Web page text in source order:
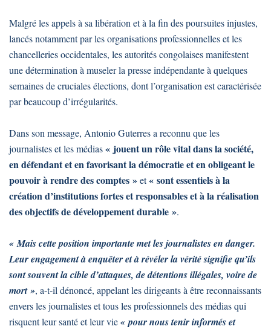
Malgré les appels à sa libération et à la fin des poursuites injustes,
lancés notamment par les organisations professionnelles et les
chancelleries occidentales, les autorités congolaises manifestent
une détermination à museler la presse indépendante à quelques
semaines de cruciales élections, dont l’organisation est caractérisée
par beaucoup d’irrégularités.
Dans son message, Antonio Guterres a reconnu que les
journalistes et les médias« jouent un rôle vital dans la société,
en défendant et en favorisant la démocratie et en obligeant le
pouvoir à rendre des comptes »et« sont essentiels à la
création d’institutions fortes et responsables et à la réalisation
des objectifs de développement durable ».
« Mais cette position importante met les journalistes en danger.
Leur engagement à enquêter et à révéler la vérité signifie qu’ils
sont souvent la cible d’attaques, de détentions illégales, voire de
mort », a-t-il dénoncé, appelant les dirigeants à être reconnaissants
envers les journalistes et tous les professionnels des médias qui
risquent leur santé et leur vie« pour nous tenir informés et